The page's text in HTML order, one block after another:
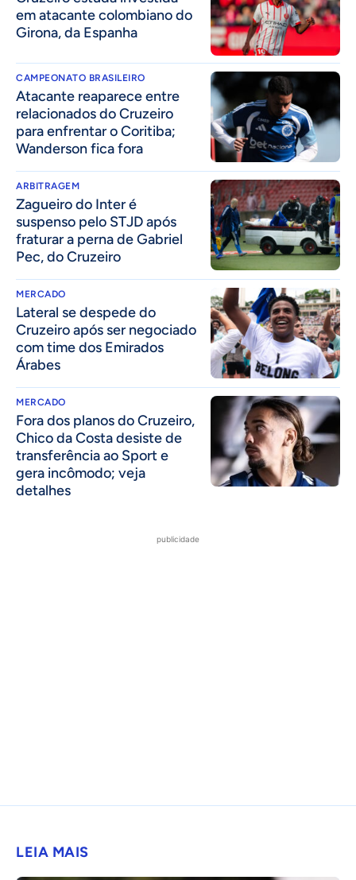
em atacante colombiano do
Girona, da Espanha
CAMPEONATO BRASILEIRO
Atacante reaparece entre
relacionados do Cruzeiro
para enfrentar o Coritiba;
Wanderson fica fora
ARBITRAGEM
Zagueiro do Inter é
suspenso pelo STJD após
fraturar a perna de Gabriel
Pec, do Cruzeiro
MERCADO
Lateral se despede do
Cruzeiro após ser negociado
com time dos Emirados
Árabes
MERCADO
Fora dos planos do Cruzeiro,
Chico da Costa desiste de
transferência ao Sport e
gera incômodo; veja
detalhes
publicidade
LEIA MAIS